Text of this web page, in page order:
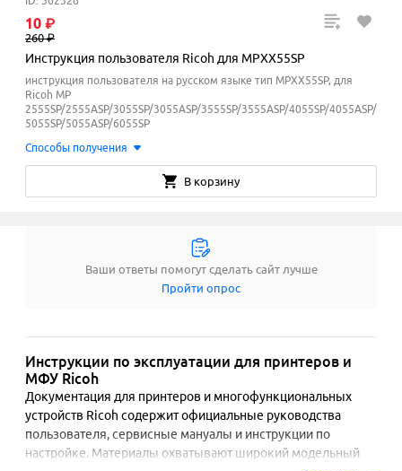
260 ₽
10 ₽
Инструкция пользователя Ricoh для MPXX55SP
инструкция пользователя на русском языке тип MPXX55SP, для
Ricoh MP
2555SP/2555ASP/3055SP/3055ASP/3555SP/3555ASP/4055SP/4055ASP/
5055SP/5055ASP/6055SP
Способы получения
В корзину
Ваши ответы помогут сделать сайт лучше
Пройти опрос
Инструкции по эксплуатации для принтеров и
МФУ Ricoh
Документация для принтеров и многофункциональных
устройств Ricoh содержит официальные руководства
пользователя, сервисные мануалы и инструкции по
настройке. Материалы охватывают широкий модельный